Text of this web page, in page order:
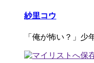
紗里コウ
「俺が怖い？」少